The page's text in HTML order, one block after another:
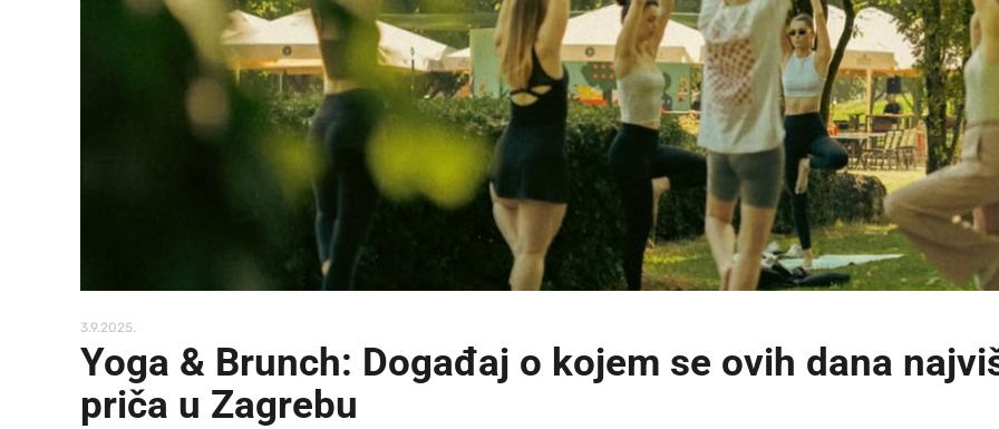
3.9.2025.
Yoga & Brunch: Događaj o kojem se ovih dana
priča u Zagrebu